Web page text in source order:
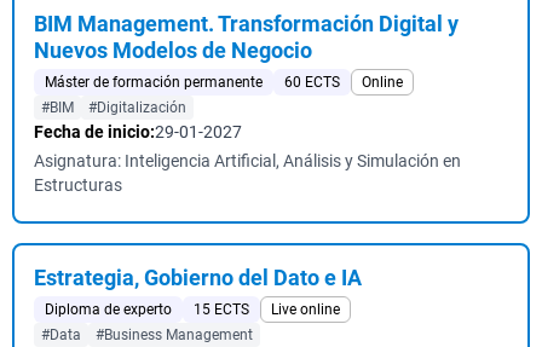
BIM Management. Transformación Digital y
Nuevos Modelos de Negocio
Máster de formación permanente 60 ECTS
Online
#BIM
#Digitalización
Fecha de inicio:29-01-2027
Asignatura: Inteligencia Artificial, Análisis y Simulación en
Estructuras
Estrategia, Gobierno del Dato e IA
Diploma de experto 15 ECTS
Live online
#Data
#Business Management